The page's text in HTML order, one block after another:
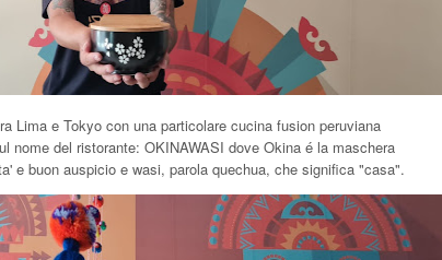
Lima e Tokyo con una particolare cucina fusion peruviana
nome del ristorante: OKINAWASI dove Okina é la maschera
e buon auspicio e wasi, parola quechua, che significa "casa".